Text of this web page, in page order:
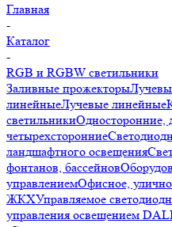
Главная
-
Каталог
-
RGB и RGBW светильники
Заливные прожекторы
линейныеЛучевые линейные
светильникиОдносторонние,
четырехсторонние
ландшафтного освещения
фонтанов, бассейнов
управлениемОфисное,
ЖКХУправляемое
управления освещением